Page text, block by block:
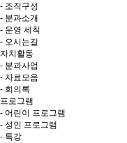
- 조직구성
- 분과소개
- 운영 세칙
- 오시는길
자치활동
- 분과사업
- 자료모음
- 회의록
프로그램
- 어린이 프로그램
- 성인 프로그램
- 특강